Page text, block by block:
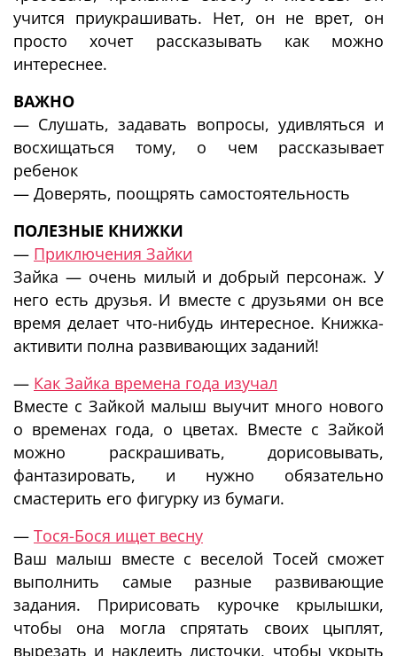
учится приукрашивать. Нет, он не врет, он
просто хочет рассказывать как можно
интереснее.
ВАЖНО
— Слушать, задавать вопросы, удивляться и
восхищаться тому, о чем рассказывает
ребенок
— Доверять, поощрять самостоятельность
ПОЛЕЗНЫЕ КНИЖКИ
— Приключения Зайки
Зайка — очень милый и добрый персонаж. У
него есть друзья. И вместе с друзьями он все
время делает что-нибудь интересное. Книжка-
активити полна развивающих заданий!
— Как Зайка времена года изучал
Вместе с Зайкой малыш выучит много нового
о временах года, о цветах. Вместе с Зайкой
можно раскрашивать, дорисовывать,
фантазировать, и нужно обязательно
смастерить его фигурку из бумаги.
— Тося-Бося ищет весну
Ваш малыш вместе с веселой Тосей сможет
выполнить самые разные развивающие
задания. Пририсовать курочке крылышки,
чтобы она могла спрятать своих цыплят,
вырезать и наклеить листочки, чтобы укрыть